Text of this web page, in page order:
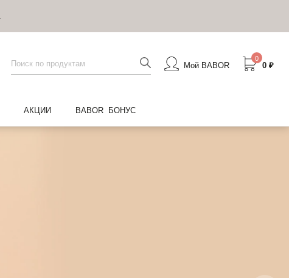
Мой BABOR
0
0 ₽
АКЦИИ BABOR БОНУС